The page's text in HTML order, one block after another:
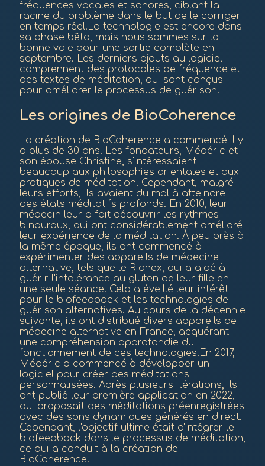
fréquences vocales et sonores, ciblant la
racine du problème dans le but de le corriger
en temps réel.La technologie est encore dans
sa phase bêta, mais nous sommes sur la
bonne voie pour une sortie complète en
septembre. Les derniers ajouts au logiciel
comprennent des protocoles de fréquence et
des textes de méditation, qui sont conçus
pour améliorer le processus de guérison.
Les origines de BioCoherence
La création de BioCoherence a commencé il y
a plus de 30 ans. Les fondateurs, Médéric et
son épouse Christine, s'intéressaient
beaucoup aux philosophies orientales et aux
pratiques de méditation. Cependant, malgré
leurs efforts, ils avaient du mal à atteindre
des états méditatifs profonds. En 2010, leur
médecin leur a fait découvrir les rythmes
binauraux, qui ont considérablement amélioré
leur expérience de la méditation. À peu près à
la même époque, ils ont commencé à
expérimenter des appareils de médecine
alternative, tels que le Rionex, qui a aidé à
guérir l'intolérance au gluten de leur fille en
une seule séance. Cela a éveillé leur intérêt
pour le biofeedback et les technologies de
guérison alternatives. Au cours de la décennie
suivante, ils ont distribué divers appareils de
médecine alternative en France, acquérant
une compréhension approfondie du
fonctionnement de ces technologies.En 2017,
Médéric a commencé à développer un
logiciel pour créer des méditations
personnalisées. Après plusieurs itérations, ils
ont publié leur première application en 2022,
qui proposait des méditations préenregistrées
avec des sons dynamiques générés en direct.
Cependant, l'objectif ultime était d'intégrer le
biofeedback dans le processus de méditation,
ce qui a conduit à la création de
BioCoherence.